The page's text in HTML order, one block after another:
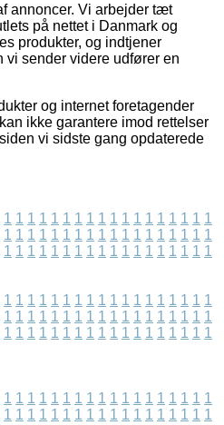
annoncer. Vi arbejder tæt
på nettet i Danmark og
produkter, og indtjener
vi sender videre udfører en
og internet foretagender
ikke garantere imod rettelser
vi sidste gang opdaterede
1 1 1 1 1 1 1 1 1 1 1 1 1 1 1 1 1 1
1 1 1 1 1 1 1 1 1 1 1 1 1 1 1 1 1 1
1 1 1 1 1 1 1 1 1 1 1 1 1 1 1 1 1 1
1 1 1 1 1 1 1 1 1 1 1 1 1 1 1 1 1 1
1 1 1 1 1 1 1 1 1 1 1 1 1 1 1 1 1 1
1 1 1 1 1 1 1 1 1 1 1 1 1 1 1 1 1 1
1 1 1 1 1 1 1 1 1 1 1 1 1 1 1 1 1 1
1 1 1 1 1 1 1 1 1 1 1 1 1 1 1 1 1 1